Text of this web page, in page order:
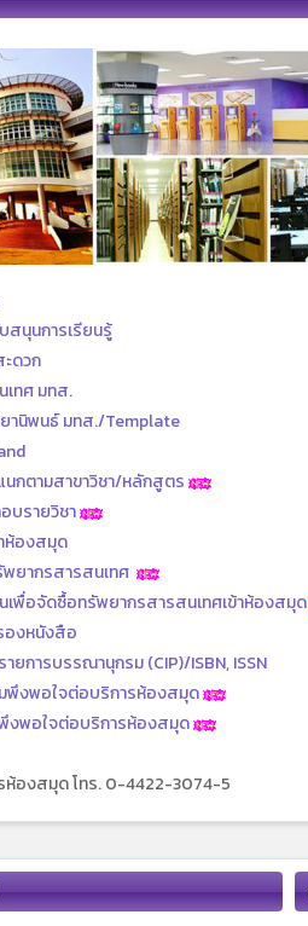
นุนการเรียนรู้
ดวก
ทศ มทส.
านิพนธ์ มทส./Template
นกตามสาขาวิชา/หลักสูตร
บรายวิชา
ห้องสมุด
ยากรสารสนเทศ
เพื่อจัดซื้อทรัพยากรสารสนเทศเข้าห้องสมุด
องหนังสือ
ยการบรรณานุกรม (CIP)/ISBN, ISSN
พึงพอใจต่อบริการห้องสมุด
งพอใจต่อบริการห้องสมุด
ห้องสมุด โทร. 0-4422-3074-5